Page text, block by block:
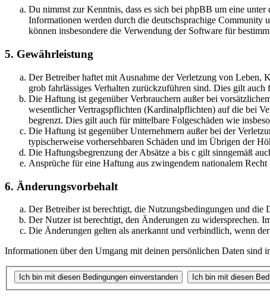
Du nimmst zur Kenntnis, dass es sich bei phpBB um eine
Informationen werden durch die deutschsprachige
können insbesondere die Verwendung der Software für
5. Gewährleistung
Der Betreiber haftet mit Ausnahme der Verletzung von Leben,
grob fahrlässiges Verhalten zurückzuführen sind. Dies gilt
Die Haftung ist gegenüber Verbrauchern außer bei
wesentlicher Vertragspflichten (Kardinalpflichten) auf die bei
begrenzt. Dies gilt auch für mittelbare Folgeschäden wie
Die Haftung ist gegenüber Unternehmern außer bei der
typischerweise vorhersehbaren Schäden und im Übrigen der
Die Haftungsbegrenzung der Absätze a bis c gilt sinngemäß
Ansprüche für eine Haftung aus zwingendem nationalem Recht
6. Änderungsvorbehalt
Der Betreiber ist berechtigt, die Nutzungsbedingungen und
Der Nutzer ist berechtigt, den Änderungen zu widersprechen.
Die Änderungen gelten als anerkannt und verbindlich, wenn
Informationen über den Umgang mit deinen persönlichen Daten sind